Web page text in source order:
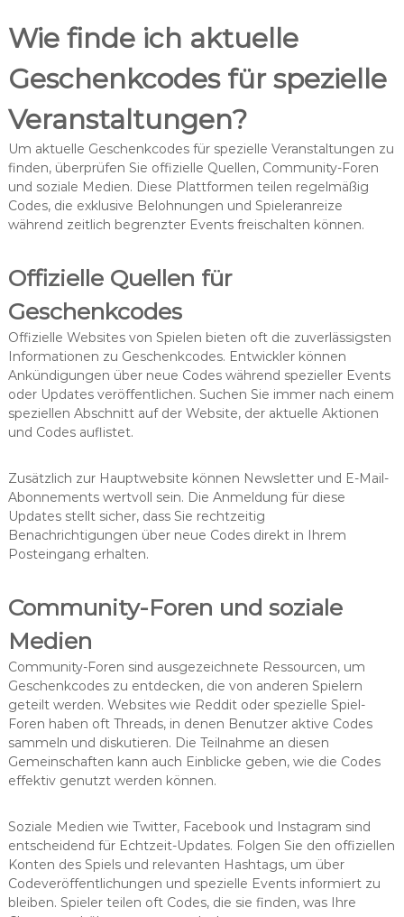
Wie finde ich aktuelle
Geschenkcodes für spezielle
Veranstaltungen?
Um aktuelle Geschenkcodes für spezielle Veranstaltungen zu
finden, überprüfen Sie offizielle Quellen, Community-Foren
und soziale Medien. Diese Plattformen teilen regelmäßig
Codes, die exklusive Belohnungen und Spieleranreize
während zeitlich begrenzter Events freischalten können.
Offizielle Quellen für
Geschenkcodes
Offizielle Websites von Spielen bieten oft die zuverlässigsten
Informationen zu Geschenkcodes. Entwickler können
Ankündigungen über neue Codes während spezieller Events
oder Updates veröffentlichen. Suchen Sie immer nach einem
speziellen Abschnitt auf der Website, der aktuelle Aktionen
und Codes auflistet.
Zusätzlich zur Hauptwebsite können Newsletter und E-Mail-
Abonnements wertvoll sein. Die Anmeldung für diese
Updates stellt sicher, dass Sie rechtzeitig
Benachrichtigungen über neue Codes direkt in Ihrem
Posteingang erhalten.
Community-Foren und soziale
Medien
Community-Foren sind ausgezeichnete Ressourcen, um
Geschenkcodes zu entdecken, die von anderen Spielern
geteilt werden. Websites wie Reddit oder spezielle Spiel-
Foren haben oft Threads, in denen Benutzer aktive Codes
sammeln und diskutieren. Die Teilnahme an diesen
Gemeinschaften kann auch Einblicke geben, wie die Codes
effektiv genutzt werden können.
Soziale Medien wie Twitter, Facebook und Instagram sind
entscheidend für Echtzeit-Updates. Folgen Sie den offiziellen
Konten des Spiels und relevanten Hashtags, um über
Codeveröffentlichungen und spezielle Events informiert zu
bleiben. Spieler teilen oft Codes, die sie finden, was Ihre